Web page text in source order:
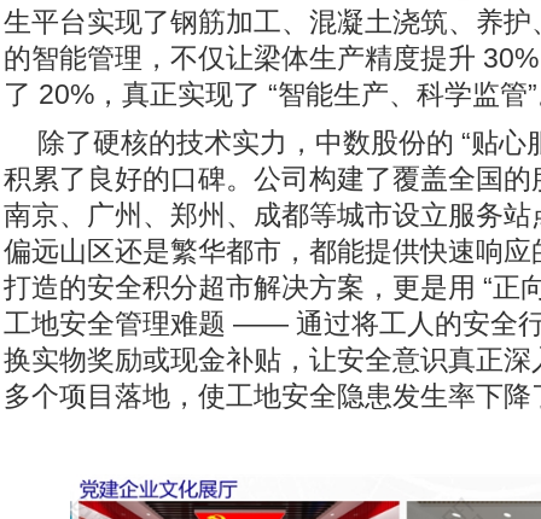
生平台实现了钢筋加工、混凝土浇筑、养
的智能管理，不仅让梁体生产精度提升
了 20%，真正实现了 “智能生产、科学监管
除了硬核的技术实力，中数股份的 “贴心
积累了良好的口碑。公司构建了覆盖全国
南京、广州、郑州、成都等城市设立服务
偏远山区还是繁华都市，都能提供快速响
打造的安全积分超市解决方案，更是用 “正
工地安全管理难题 —— 通过将工人的安全
换实物奖励或现金补贴，让安全意识真正
多个项目落地，使工地安全隐患发生率下降